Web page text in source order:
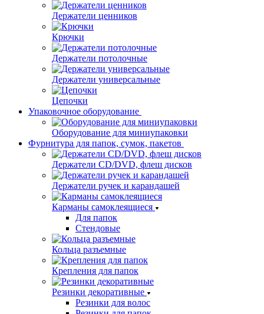
Держатели ценников
Крючки
Держатели потолочные
Держатели универсальные
Цепочки
Упаковочное оборудование
Оборудование для миниупаковки
Фурнитура для папок, сумок, пакетов
Держатели CD/DVD, флеш дисков
Держатели ручек и карандашей
Карманы самоклеящиеся
Для папок
Стендовые
Кольца разъемные
Крепления для папок
Резинки декоративные
Резинки для волос